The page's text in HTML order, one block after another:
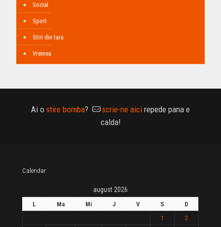
Social
Sport
Stiri din tara
Vremea
Ai o stire bomba? scrie-ne aici repede pana e
calda!
Calendar
august 2026
L Ma Mi J V S
D
1
2